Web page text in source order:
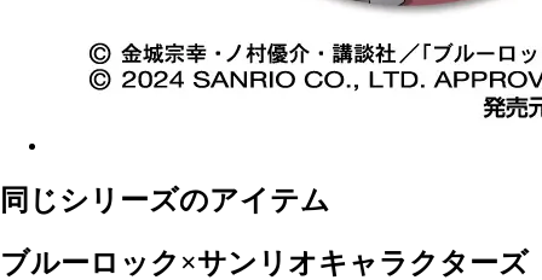
同じシリーズのアイテム
ブルーロック×サンリオキャラクターズ